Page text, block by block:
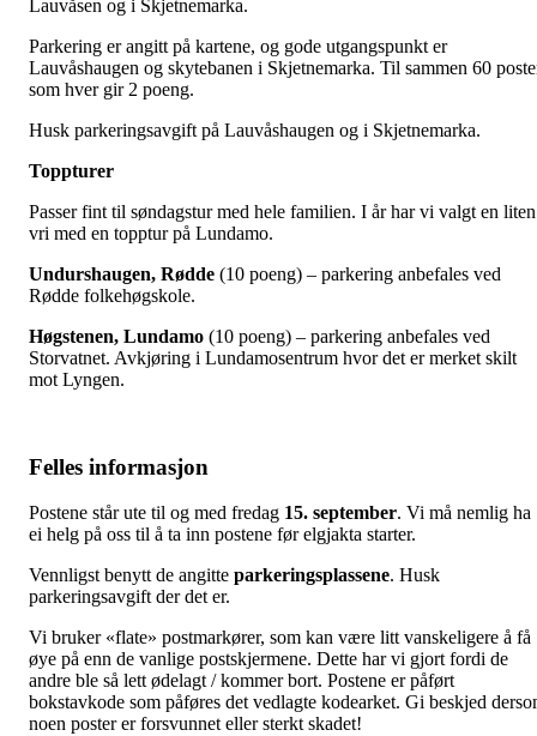
Lauvåsen og i Skjetnemarka.
Parkering er angitt på kartene, og gode utgangspunkt er
Lauvåshaugen og skytebanen i Skjetnemarka. Til sammen 60
som hver gir 2 poeng.
Husk parkeringsavgift på Lauvåshaugen og i Skjetnemarka.
Toppturer
Passer fint til søndagstur med hele familien. I år har vi valgt en liten
vri med en topptur på Lundamo.
Undurshaugen, Rødde (10 poeng) – parkering anbefales ved
Rødde folkehøgskole.
Høgstenen, Lundamo (10 poeng) – parkering anbefales ved
Storvatnet. Avkjøring i Lundamosentrum hvor det er merket skilt
mot Lyngen.
Felles informasjon
Postene står ute til og med fredag 15. september. Vi må nemlig ha
ei helg på oss til å ta inn postene før elgjakta starter.
Vennligst benytt de angitte parkeringsplassene. Husk
parkeringsavgift der det er.
Vi bruker «flate» postmarkører, som kan være litt vanskeligere å få
øye på enn de vanlige postskjermene. Dette har vi gjort fordi de
andre ble så lett ødelagt / kommer bort. Postene er påført
bokstavkode som påføres det vedlagte kodearket. Gi beskjed
noen poster er forsvunnet eller sterkt skadet!